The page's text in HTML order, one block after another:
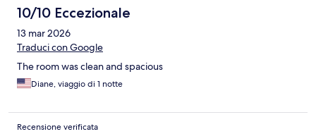
10/10 Eccezionale
13 mar 2026
Traduci con Google
The room was clean and spacious
Diane, viaggio di 1 notte
Recensione verificata